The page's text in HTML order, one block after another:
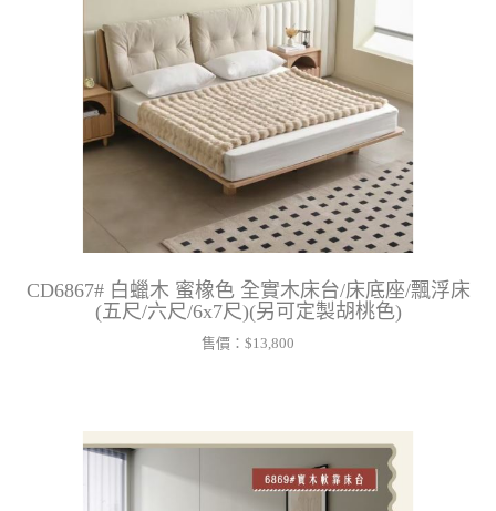
CD6867# 白蠟木 蜜橡色 全實木床台/床底座/飄浮床
(五尺/六尺/6x7尺)(另可定製胡桃色)
售價： $13,800